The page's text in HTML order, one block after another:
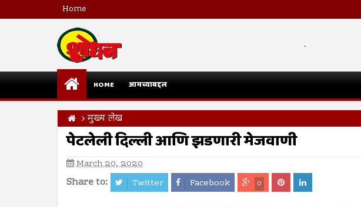
Home
.
HOME आमच्याबद्दल
मुख्य लेख
पेटलेली दिल्ली आणि झडणारी मेजवाणी
March 20, 2020
Share to: Twitter Facebook 0